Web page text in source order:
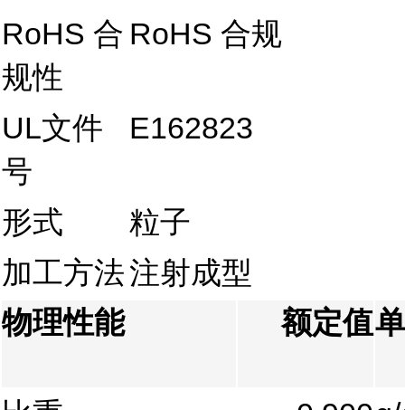
RoHS 合
规性
RoHS 合规
UL文件
号
E162823
形式
粒子
加工方法注射成型
物理性能
额定值